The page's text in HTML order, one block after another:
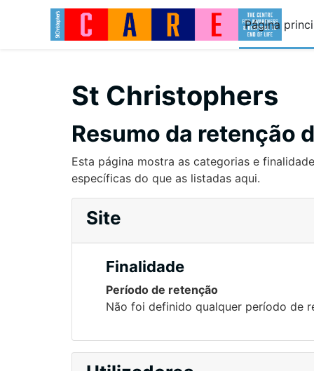
Ir para o conteúdo principal
Página
St Christophers
Resumo da retenção
Esta página mostra as categorias e
específicas do que as listadas aqui.
Site
Finalidade
Período de retenção
Não foi definido qualquer período de